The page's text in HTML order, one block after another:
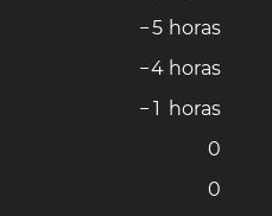
−5 horas
−4 horas
− 1 horas
0
0